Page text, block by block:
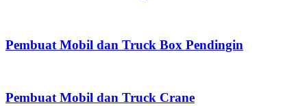
Pembuat Mobil dan Truck Box Pendingin
Pembuat Mobil dan Truck Crane